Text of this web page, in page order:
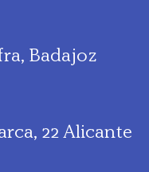
Badajoz
22 Alicante